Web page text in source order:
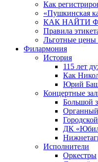
Как
«Пушкинская
КАК НАЙТИ
Правила
Льготные цены
Филармония
История
115 лет
Как
Юрий
Концертные
Большой
Органный
ДК
Исполнители
Оркестры